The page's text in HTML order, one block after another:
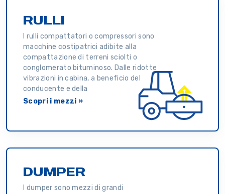
RULLI
I rulli compattatori o compressori sono
macchine costipatrici adibite alla
compattazione di terreni sciolti o
conglomerato bituminoso. Dalle ridotte
vibrazioni in cabina, a beneficio del
conducente e della
Scopri i mezzi »
DUMPER
I dumper sono mezzi di grandi